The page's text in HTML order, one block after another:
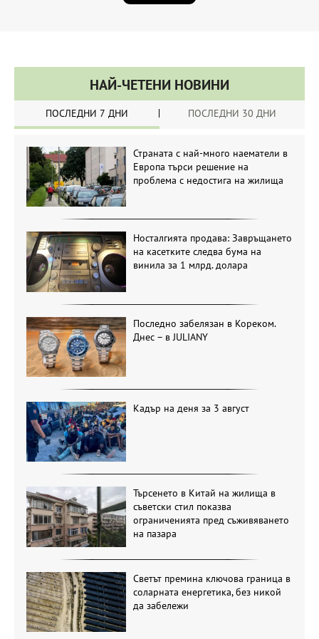
НАЙ-ЧЕТЕНИ НОВИНИ
ПОСЛЕДНИ 7 ДНИ ПОСЛЕДНИ 30 ДНИ
Страната с най-много наематели в
Европа търси решение на
проблема с недостига на жилища
Носталгията продава: Завръщането
на касетките следва бума на
винила за 1 млрд. долара
Последно забелязан в Кореком.
Днес – в JULIANY
Кадър на деня за 3 август
Търсенето в Китай на жилища в
съветски стил показва
ограниченията пред съживяването
на пазара
Светът премина ключова граница в
соларната енергетика, без никой
да забележи